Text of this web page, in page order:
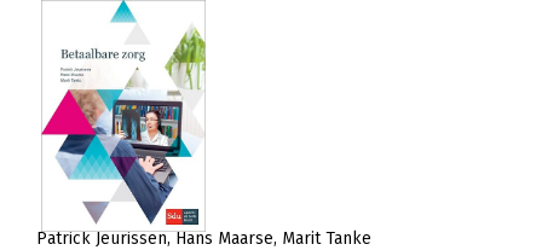
Patrick Jeurissen Hans Maarse Marit Tanke